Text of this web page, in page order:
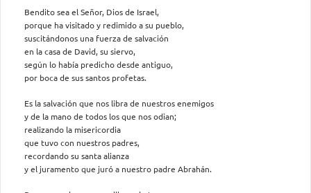
Bendito sea el Señor, Dios de Israel,
porque ha visitado y redimido a su pueblo,
suscitándonos una fuerza de salvación
en la casa de David, su siervo,
según lo había predicho desde antiguo,
por boca de sus santos profetas.
Es la salvación que nos libra de nuestros enemigos
y de la mano de todos los que nos odian;
realizando la misericordia
que tuvo con nuestros padres,
recordando su santa alianza
y el juramento que juró a nuestro padre Abrahán.